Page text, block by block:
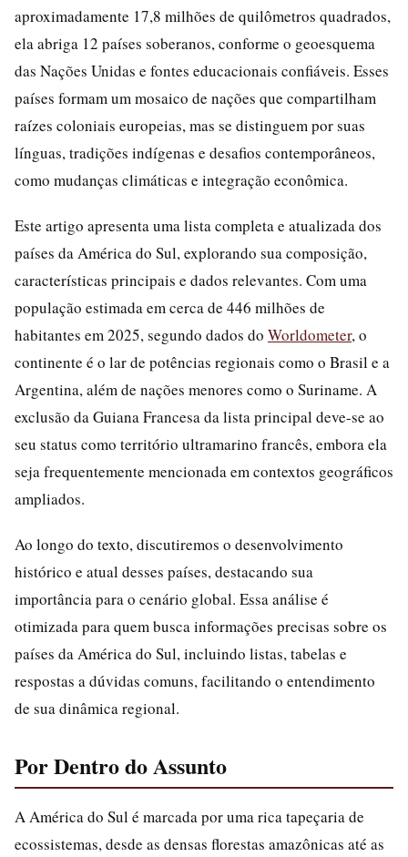
aproximadamente 17,8 milhões de quilômetros quadrados,
ela abriga 12 países soberanos, conforme o geoesquema
das Nações Unidas e fontes educacionais confiáveis. Esses
países formam um mosaico de nações que compartilham
raízes coloniais europeias, mas se distinguem por suas
línguas, tradições indígenas e desafios contemporâneos,
como mudanças climáticas e integração econômica.
Este artigo apresenta uma lista completa e atualizada dos
países da América do Sul, explorando sua composição,
características principais e dados relevantes. Com uma
população estimada em cerca de 446 milhões de
habitantes em 2025, segundo dados do Worldometer, o
continente é o lar de potências regionais como o Brasil e a
Argentina, além de nações menores como o Suriname. A
exclusão da Guiana Francesa da lista principal deve-se ao
seu status como território ultramarino francês, embora ela
seja frequentemente mencionada em contextos geográficos
ampliados.
Ao longo do texto, discutiremos o desenvolvimento
histórico e atual desses países, destacando sua
importância para o cenário global. Essa análise é
otimizada para quem busca informações precisas sobre os
países da América do Sul, incluindo listas, tabelas e
respostas a dúvidas comuns, facilitando o entendimento
de sua dinâmica regional.
Por Dentro do Assunto
A América do Sul é marcada por uma rica tapeçaria de
ecossistemas, desde as densas florestas amazônicas até as